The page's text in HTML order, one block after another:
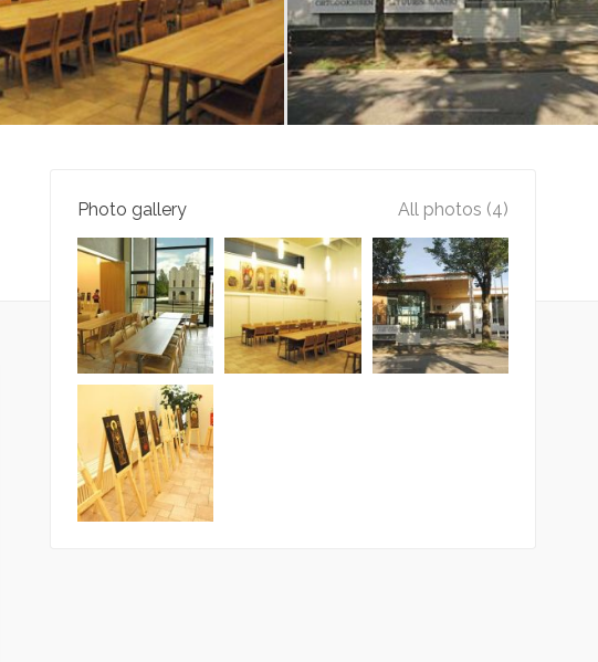
Photo gallery All photos (4)